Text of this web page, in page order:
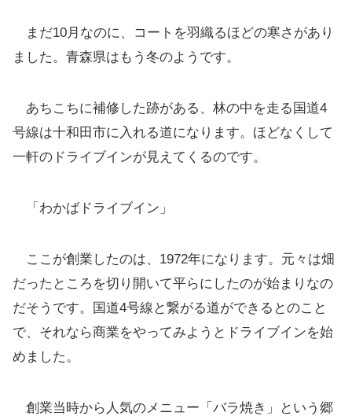
まだ10月なのに、コートを羽織るほどの寒さがあり
ました。青森県はもう冬のようです。
あちこちに補修した跡がある、林の中を走る国道4
号線は十和田市に入れる道になります。ほどなくして
一軒のドライブインが見えてくるのです。
「わかばドライブイン」
ここが創業したのは、1972年になります。元々は畑
だったところを切り開いて平らにしたのが始まりなの
だそうです。国道4号線と繋がる道ができるとのこと
で、それなら商業をやってみようとドライブインを始
めました。
創業当時から人気のメニュー「バラ焼き」という郷